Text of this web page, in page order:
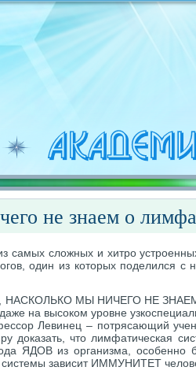
не знаем о
самых сложных и хитро
один из которых поделился
МЫ НИЧЕГО НЕ ЗНАЕМ о
на высоком уровне
Левинец – потрясающий
доказать, что лимфатическая
ЯДОВ из организма, особенно
системы зависит ИММУНИТЕТ